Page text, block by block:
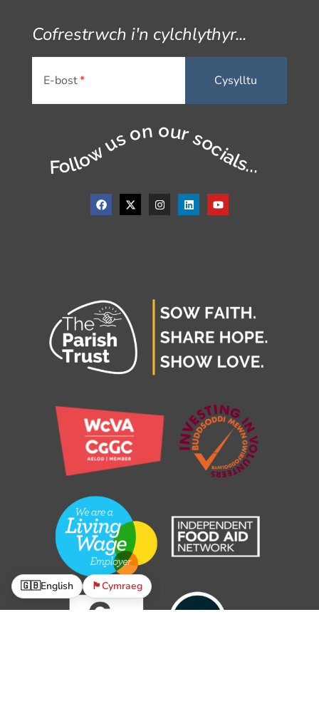
Cofrestrwch i'n cylchlythyr...
E-bost
Follow us on our socials...
🇬🇧English 🏴󠁧󠁢󠁷󠁬󠁳󠁿Cymraeg